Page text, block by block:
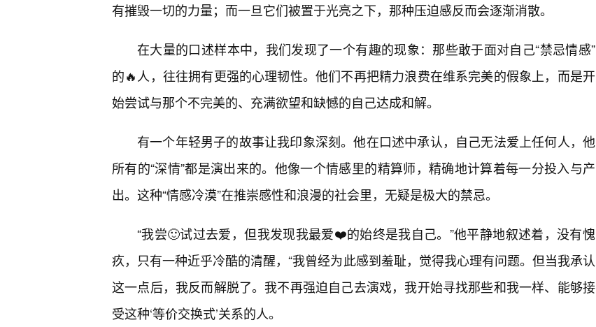
有摧毁一切的力量；而一旦它们被置于光亮之下，那种压迫感反而会逐渐消散。
在大量的口述样本中，我们发现了一个有趣的现象：那些敢于面对自己“禁忌情感”
的🔥人，往往拥有更强的心理韧性。他们不再把精力浪费在维系完美的假象上，而是开
始尝试与那个不完美的、充满欲望和缺憾的自己达成和解。
有一个年轻男子的故事让我印象深刻。他在口述中承认，自己无法爱上任何人，他
所有的“深情”都是演出来的。他像一个情感里的精算师，精确地计算着每一分投入与产
出。这种“情感冷漠”在推崇感性和浪漫的社会里，无疑是极大的禁忌。
“我尝🙂试过去爱，但我发现我最爱❤️的始终是我自己。”他平静地叙述着，没有愧
疚，只有一种近乎冷酷的清醒，“我曾经为此感到羞耻，觉得我心理有问题。但当我承认
这一点后，我反而解脱了。我不再强迫自己去演戏，我开始寻找那些和我一样、能够接
受这种‘等价交换式’关系的人。